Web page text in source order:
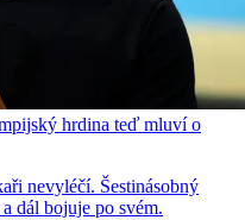
hrdina teď mluví o
nevyléčí. Šestinásobný
dál bojuje po svém.